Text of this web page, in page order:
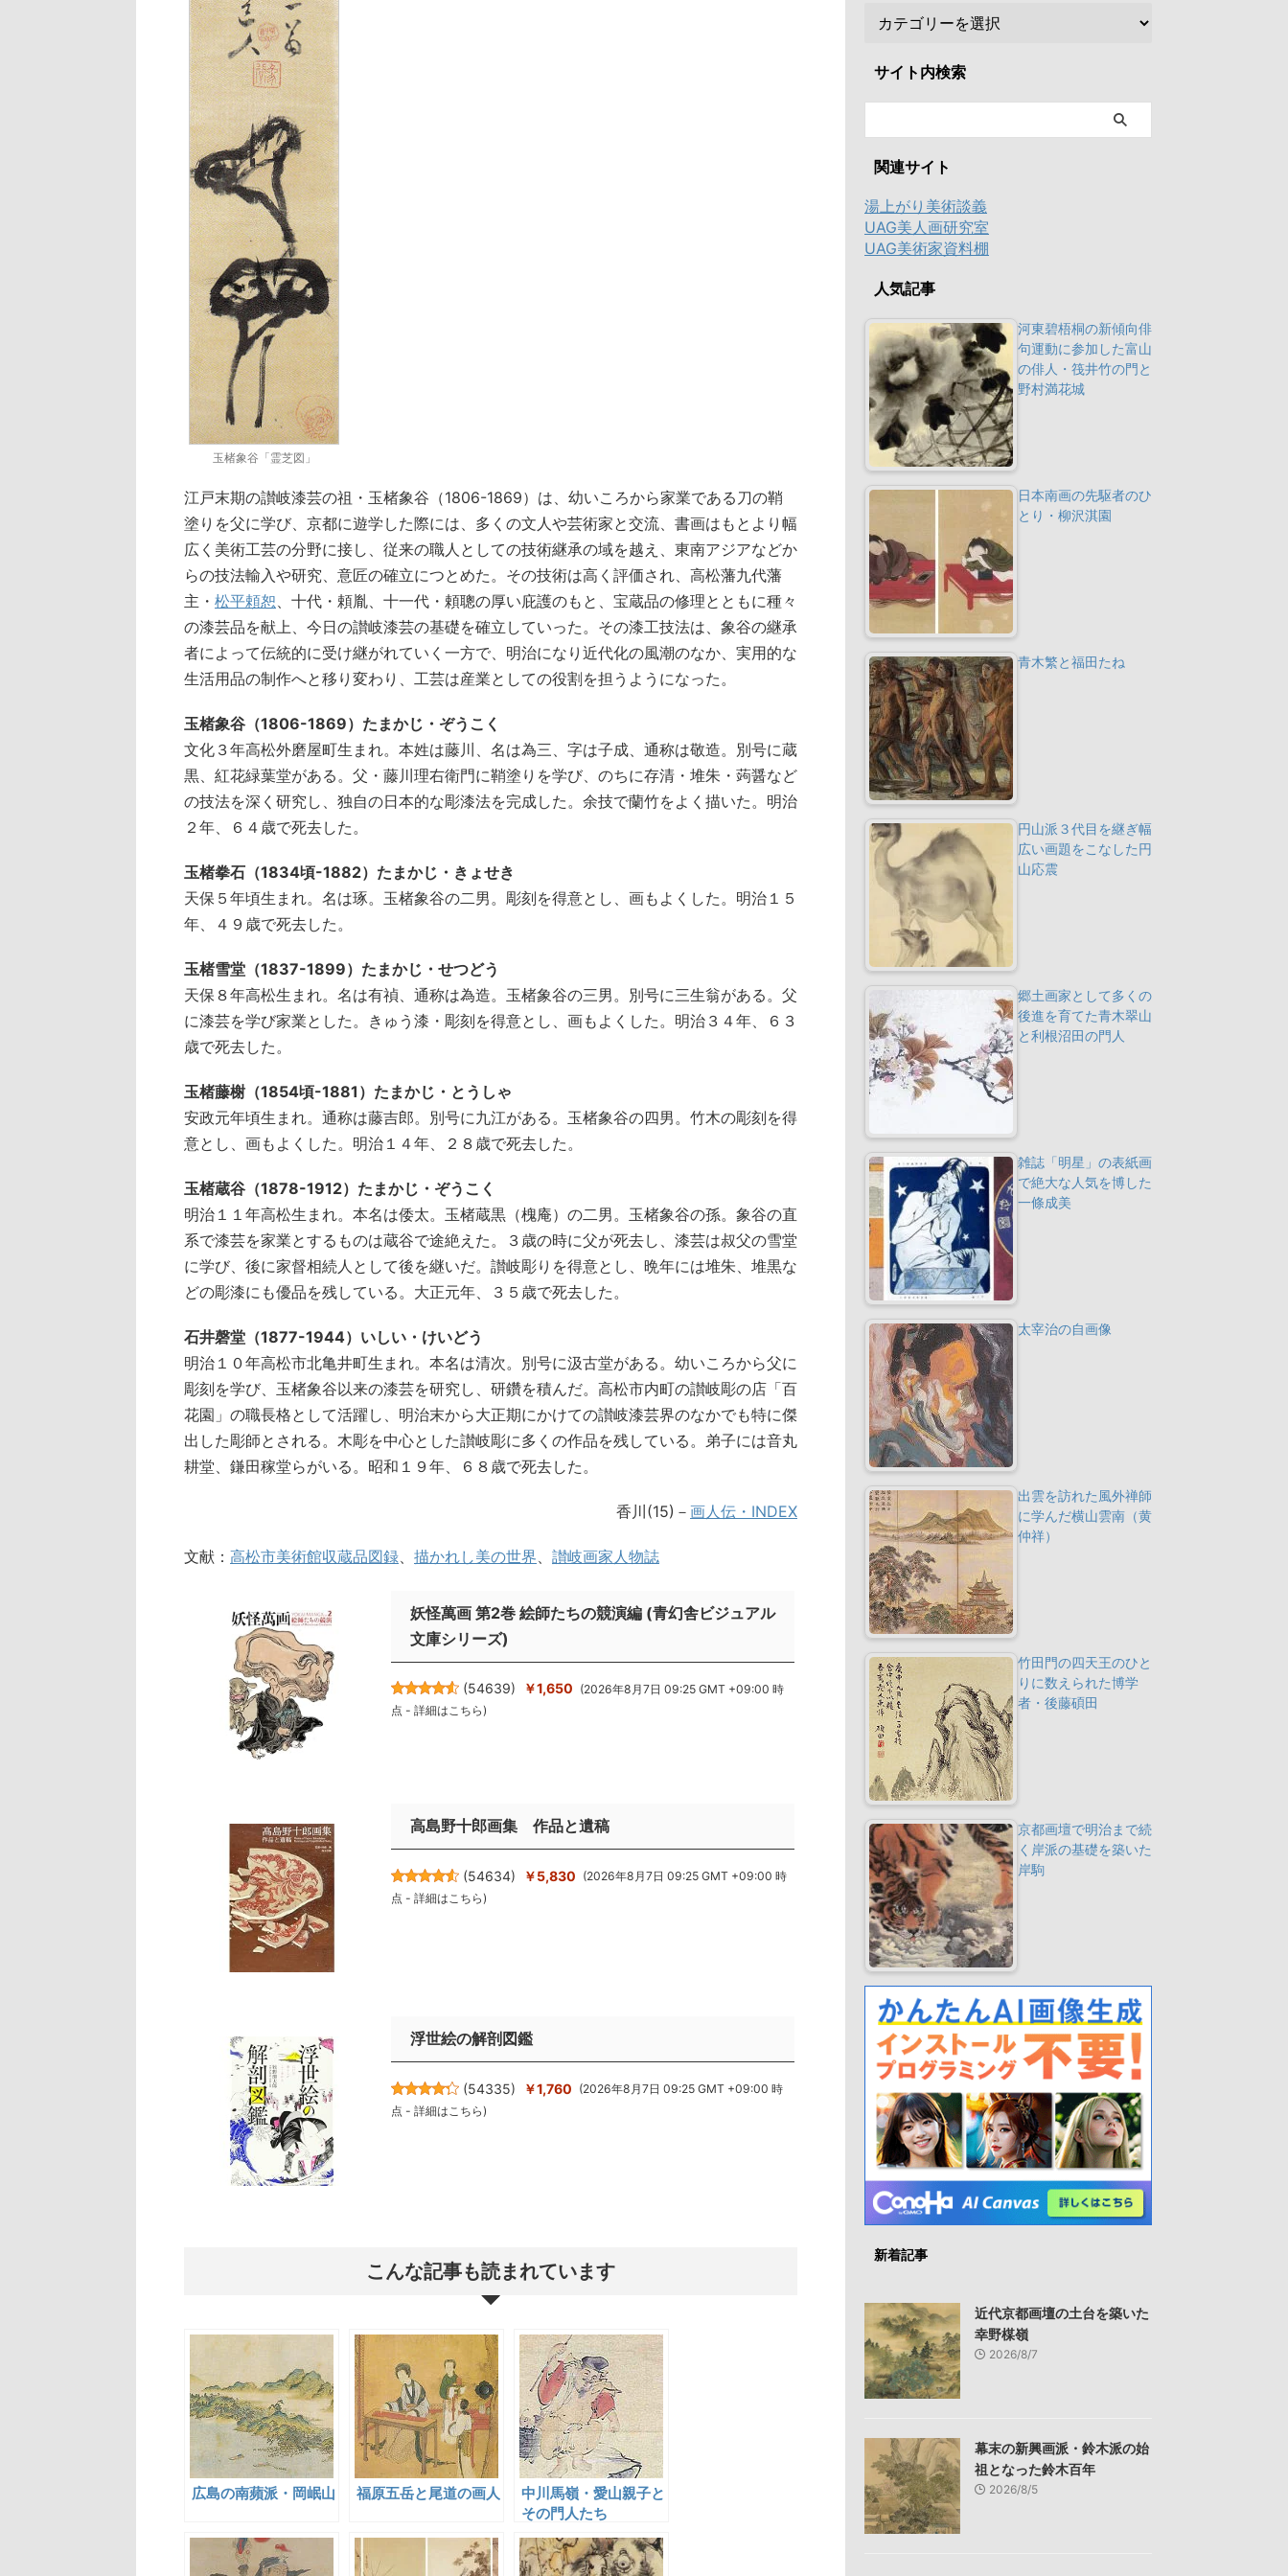
玉楮象谷「霊芝図」
江戸末期の讃岐漆芸の祖・玉楮象谷（1806-1869）は、幼いころから家業である刀の鞘
塗りを父に学び、京都に遊学した際には、多くの文人や芸術家と交流、書画はもとより幅
広く美術工芸の分野に接し、従来の職人としての技術継承の域を越え、東南アジアなどか
らの技法輸入や研究、意匠の確立につとめた。その技術は高く評価され、高松藩九代藩
主・ 松平頼恕 、十代・頼胤、十一代・頼聰の厚い庇護のもと、宝蔵品の修理とともに種々
の漆芸品を献上、今日の讃岐漆芸の基礎を確立していった。その漆工技法は、象谷の継承
者によって伝統的に受け継がれていく一方で、明治になり近代化の風潮のなか、実用的な
生活用品の制作へと移り変わり、工芸は産業としての役割を担うようになった。
玉楮象谷（1806-1869）たまかじ・ぞうこく
文化３年高松外磨屋町生まれ。本姓は藤川、名は為三、字は子成、通称は敬造。別号に蔵
黒、紅花緑葉堂がある。父・藤川理右衛門に鞘塗りを学び、のちに存清・堆朱・蒟醤など
の技法を深く研究し、独自の日本的な彫漆法を完成した。余技で蘭竹をよく描いた。明治
２年、６４歳で死去した。
玉楮拳石（1834頃-1882）たまかじ・きょせき
天保５年頃生まれ。名は琢。玉楮象谷の二男。彫刻を得意とし、画もよくした。明治１５
年、４９歳で死去した。
玉楮雪堂（1837-1899）たまかじ・せつどう
天保８年高松生まれ。名は有禎、通称は為造。玉楮象谷の三男。別号に三生翁がある。父
に漆芸を学び家業とした。きゅう漆・彫刻を得意とし、画もよくした。明治３４年、６３
歳で死去した。
玉楮藤榭（1854頃-1881）たまかじ・とうしゃ
安政元年頃生まれ。通称は藤吉郎。別号に九江がある。玉楮象谷の四男。竹木の彫刻を得
意とし、画もよくした。明治１４年、２８歳で死去した。
玉楮蔵谷（1878-1912）たまかじ・ぞうこく
明治１１年高松生まれ。本名は倭太。玉楮蔵黒（槐庵）の二男。玉楮象谷の孫。象谷の直
系で漆芸を家業とするものは蔵谷で途絶えた。３歳の時に父が死去し、漆芸は叔父の雪堂
に学び、後に家督相続人として後を継いだ。讃岐彫りを得意とし、晩年には堆朱、堆黒な
どの彫漆にも優品を残している。大正元年、３５歳で死去した。
石井磬堂（1877-1944）いしい・けいどう
明治１０年高松市北亀井町生まれ。本名は清次。別号に汲古堂がある。幼いころから父に
彫刻を学び、玉楮象谷以来の漆芸を研究し、研鑽を積んだ。高松市内町の讃岐彫の店「百
花園」の職長格として活躍し、明治末から大正期にかけての讃岐漆芸界のなかでも特に傑
出した彫師とされる。木彫を中心とした讃岐彫に多くの作品を残している。弟子には音丸
耕堂、鎌田稼堂らがいる。昭和１９年、６８歳で死去した。
香川(15) － 画人伝・INDEX
文献： 高松市美術館収蔵品図録 描かれし美の世界 讃岐画家人物誌
妖怪萬画 第2巻 絵師たちの競演編 (青幻舎ビジュアル
文庫シリーズ)
(54639) ￥1,650 (2026年8月7日 09:25 GMT +09:00 時
点 -詳細はこちら )
高島野十郎画集 作品と遺稿
(54634) ￥5,830 (2026年8月7日 09:25 GMT +09:00 時
点 -詳細はこちら )
浮世絵の解剖図鑑
(54335) ￥1,760 (2026年8月7日 09:25 GMT +09:00 時
点 -詳細はこちら )
こんな記事も読まれています
広島の南蘋派・岡岷山 福原五岳と尾道の画人
中川馬嶺・愛山親子と
その門人たち
サイト内検索
関連サイト
湯上がり美術談義
UAG美人画研究室
UAG美術家資料棚
人気記事
河東碧梧桐の新傾向俳
句運動に参加した富山
の俳人・筏井竹の門と
野村満花城
日本南画の先駆者のひ
とり・柳沢淇園
青木繁と福田たね
円山派３代目を継ぎ幅
広い画題をこなした円
山応震
郷土画家として多くの
後進を育てた青木翠山
と利根沼田の門人
雑誌「明星」の表紙画
で絶大な人気を博した
一條成美
太宰治の自画像
出雲を訪れた風外禅師
に学んだ横山雲南（黄
仲祥）
竹田門の四天王のひと
りに数えられた博学
者・後藤碩田
京都画壇で明治まで続
く岸派の基礎を築いた
岸駒
新着記事
近代京都画壇の土台を築いた
幸野楳嶺
2026/8/7
幕末の新興画派・鈴木派の始
祖となった鈴木百年
2026/8/5